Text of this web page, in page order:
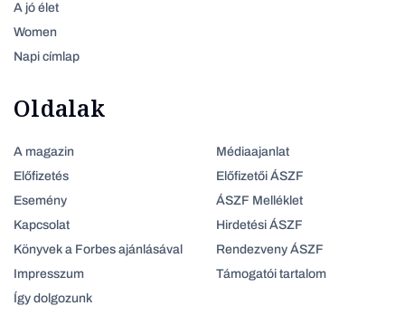
A jó élet
Women
Napi címlap
Oldalak
A magazin
Előfizetés
Esemény
Kapcsolat
Könyvek a Forbes ajánlásával
Impresszum
Így dolgozunk
Médiaajanlat
Előfizetői ÁSZF
ÁSZF Melléklet
Hirdetési ÁSZF
Rendezveny ÁSZF
Támogatói tartalom